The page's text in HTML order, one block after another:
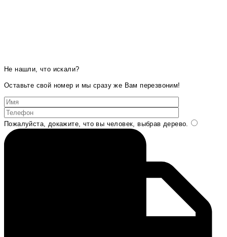
Не нашли, что искали?
Оставьте свой номер и мы сразу же Вам перезвоним!
Пожалуйста, докажите, что вы человек, выбрав дерево.